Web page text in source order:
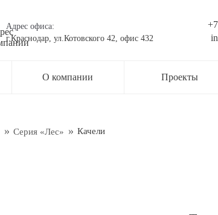
Адрес офиса:
г.Краснодар, ул.Котовского 42, офис 432
О компании
Новости
Проекты
Серия «Лес» Качели
Наш менеджер свяжется с вами в ближайшее